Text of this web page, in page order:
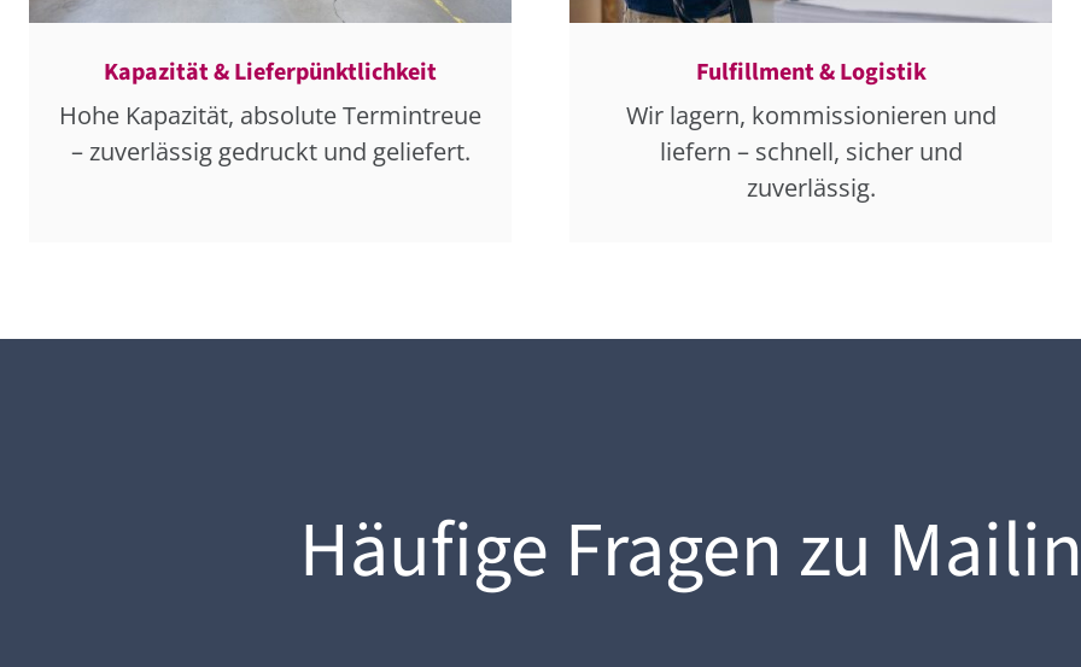
Kapazität & Lieferpünktlichkeit
Hohe Kapazität, absolute Termintreue
– zuverlässig gedruckt und geliefert.
Fulfillment & Logistik
Wir lagern, kommissionieren und
liefern – schnell, sicher und
zuverlässig.
Häufige Fragen zu